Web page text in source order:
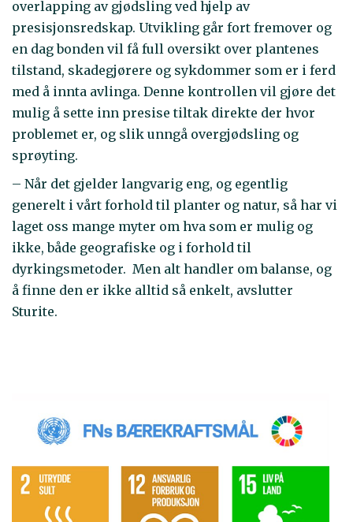
overlapping av gjødsling ved hjelp av
presisjonsredskap. Utvikling går fort fremover og
en dag bonden vil få full oversikt over plantenes
tilstand, skadegjørere og sykdommer som er i ferd
med å innta avlinga. Denne kontrollen vil gjøre det
mulig å sette inn presise tiltak direkte der hvor
problemet er, og slik unngå overgjødsling og
sprøyting.
– Når det gjelder langvarig eng, og egentlig
generelt i vårt forhold til planter og natur, så har vi
laget oss mange myter om hva som er mulig og
ikke, både geografiske og i forhold til
dyrkingsmetoder. Men alt handler om balanse, og
å finne den er ikke alltid så enkelt, avslutter
Sturite.